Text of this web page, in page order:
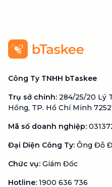
Công Ty TNHH bTaskee
Trụ sở chính: 284/25/20 Lý
Hồng, TP. Hồ Chí Minh
Mã số doanh nghiệp:
Đại Diện Công Ty: Ông Đỗ
Chức vụ: Giám Đốc
Hotline: 1900 636 736